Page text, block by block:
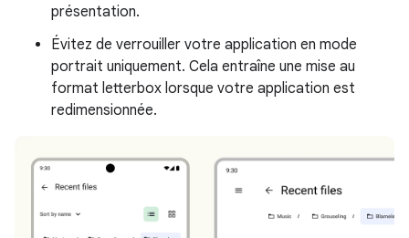
présentation.
Évitez de verrouiller votre application en mode
portrait uniquement. Cela entraîne une mise au
format letterbox lorsque votre application est
redimensionnée.